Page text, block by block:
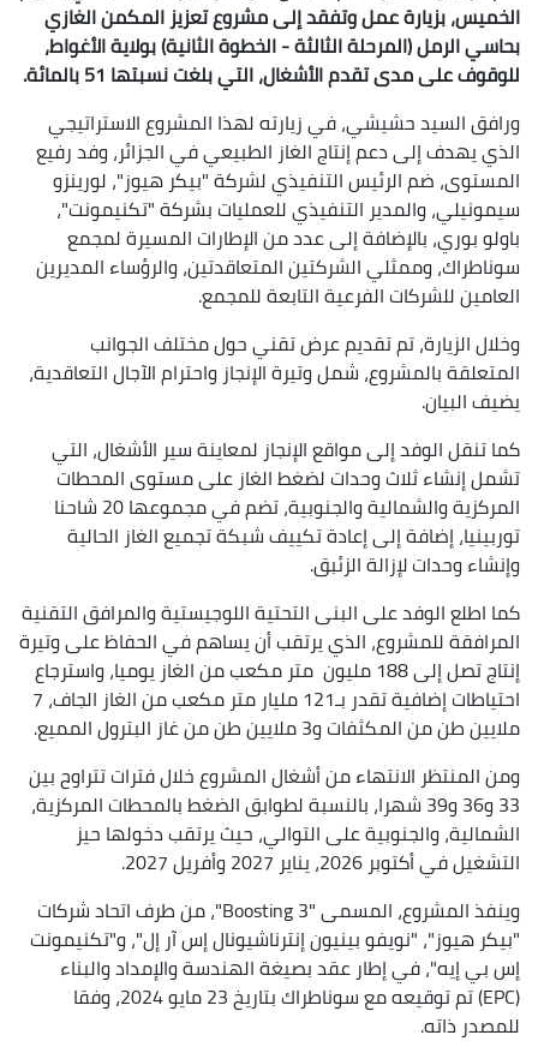
الخميس، بزيارة عمل وتفقد إلى مشروع تعزيز المكمن الغازي
بحاسي الرمل (المرحلة الثالثة - الخطوة الثانية) بولاية الأغواط،
للوقوف على مدى تقدم الأشغال، التي بلغت نسبتها 51 بالمائة.
ورافق السيد حشيشي، في زيارته لهذا المشروع الاستراتيجي
الذي يهدف إلى دعم إنتاج الغاز الطبيعي في الجزائر، وفد رفيع
المستوى، ضم الرئيس التنفيذي لشركة "بيكر هيوز"، لورينزو
سيمونيلي، والمدير التنفيذي للعمليات بشركة "تكنيمونت"،
باولو بوري، بالإضافة إلى عدد من الإطارات المسيرة لمجمع
سوناطراك، وممثلي الشركتين المتعاقدتين، والرؤساء المديرين
العامين للشركات الفرعية التابعة للمجمع.
وخلال الزيارة، تم تقديم عرض تقني حول مختلف الجوانب
المتعلقة بالمشروع، شمل وتيرة الإنجاز واحترام الآجال التعاقدية،
يضيف البيان.
كما تنقل الوفد إلى مواقع الإنجاز لمعاينة سير الأشغال، التي
تشمل إنشاء ثلاث وحدات لضغط الغاز على مستوى المحطات
المركزية والشمالية والجنوبية، تضم في مجموعها 20 شاحنا
توربينيا، إضافة إلى إعادة تكييف شبكة تجميع الغاز الحالية
وإنشاء وحدات لإزالة الزئبق.
كما اطلع الوفد على البنى التحتية اللوجيستية والمرافق التقنية
المرافقة للمشروع، الذي يرتقب أن يساهم في الحفاظ على وتيرة
إنتاج تصل إلى 188 مليون متر مكعب من الغاز يوميا، واسترجاع
احتياطات إضافية تقدر بـ121 مليار متر مكعب من الغاز الجاف، 7
ملايين طن من المكثفات و3 ملايين طن من غاز البترول المميع.
ومن المنتظر الانتهاء من أشغال المشروع خلال فترات تتراوح بين
33 و36 و39 شهرا، بالنسبة لطوابق الضغط بالمحطات المركزية،
الشمالية، والجنوبية على التوالي، حيث يرتقب دخولها حيز
التشغيل في أكتوبر 2026، يناير 2027 وأفريل 2027.
وينفذ المشروع، المسمى "Boosting 3"، من طرف اتحاد شركات
"بيكر هيوز"، "نويفو بينيون إنترناشيونال إس آر إل"، و"تكنيمونت
إس بي إيه"، في إطار عقد بصيغة الهندسة والإمداد والبناء
(EPC) تم توقيعه مع سوناطراك بتاريخ 23 مايو 2024، وفقا
للمصدر ذاته.